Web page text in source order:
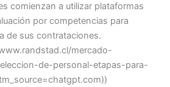
comienzan a utilizar plataformas
por competencias para
de sus contrataciones.
mercado-
de-personal-etapas-para-